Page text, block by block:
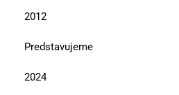
2012
Predstavujeme
2024